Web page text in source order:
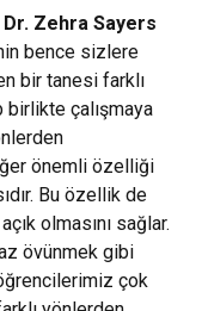
Zehra Sayers
bence sizlere
bir tanesi farklı
birlikte çalışmaya
önemli özelliği
Bu özellik de
olmasını sağlar.
övünmek gibi
çok